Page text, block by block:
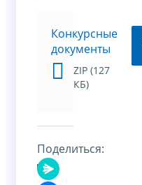
Конкурсные
документы
ZIP (127
КБ)
Поделиться: